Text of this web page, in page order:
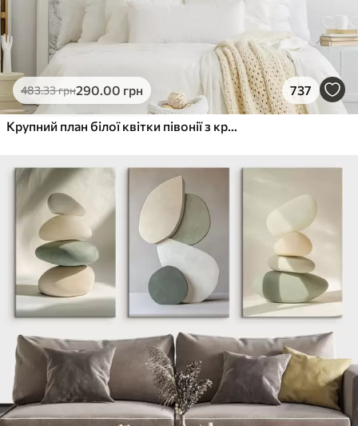
483.33грн290.00 грн 737
Крупний план білої квітки півонії з крапельками води на пелюстках на розмитому фоні